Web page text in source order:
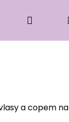
a copem